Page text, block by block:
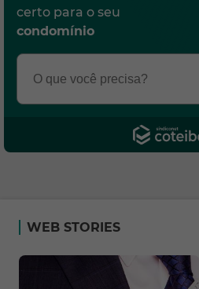
certo para o seu
condomínio
WEB STORIES